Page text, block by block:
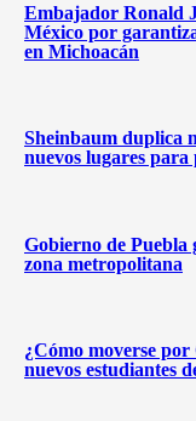
Embajador Ronald
México por
en Michoacán
Sheinbaum duplica
nuevos lugares
Gobierno de Puebla
zona metropolitana
¿Cómo moverse
nuevos estudiantes